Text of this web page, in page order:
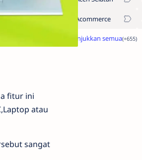
fitur ini
atau
sangat
Acommerce